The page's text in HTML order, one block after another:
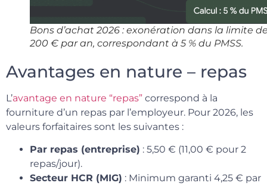
Bons d’achat 2026 : exonération dans la limite
200 € par an, correspondant à 5 % du PMSS.
Avantages en nature – repas
L’avantage en nature “repas” correspond à la
fourniture d’un repas par l’employeur. Pour 2026, les
valeurs forfaitaires sont les suivantes :
Par repas (entreprise) : 5,50 € (11,00 € pour 2
repas/jour).
Secteur HCR (MIG) : Minimum garanti 4,25 € par